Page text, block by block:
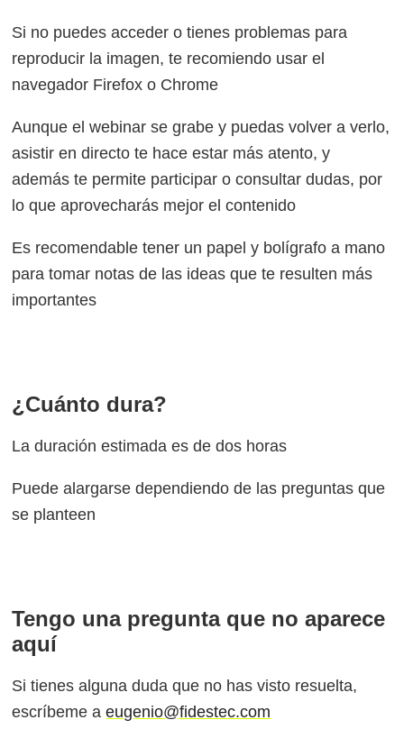
Si no puedes acceder o tienes problemas para
reproducir la imagen, te recomiendo usar el
navegador Firefox o Chrome
Aunque el webinar se grabe y puedas volver a verlo,
asistir en directo te hace estar más atento, y
además te permite participar o consultar dudas, por
lo que aprovecharás mejor el contenido
Es recomendable tener un papel y bolígrafo a mano
para tomar notas de las ideas que te resulten más
importantes
¿Cuánto dura?
La duración estimada es de dos horas
Puede alargarse dependiendo de las preguntas que
se planteen
Tengo una pregunta que no aparece
aquí
Si tienes alguna duda que no has visto resuelta,
escríbeme aeugenio@fidestec.com